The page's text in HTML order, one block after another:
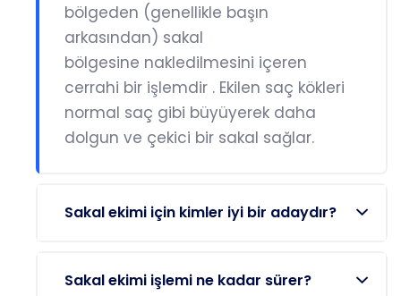
bölgeden (genellikle başın
arkasından) sakal
bölgesine nakledilmesini içeren
cerrahi bir işlemdir . Ekilen saç kökleri
normal saç gibi büyüyerek daha
dolgun ve çekici bir sakal sağlar.
Sakal ekimi için kimler iyi bir adaydır?
Sakal ekimi işlemi ne kadar sürer?